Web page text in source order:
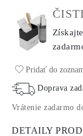
Pridať do
Doprava
Vrátenie zadarmo
DETAILY